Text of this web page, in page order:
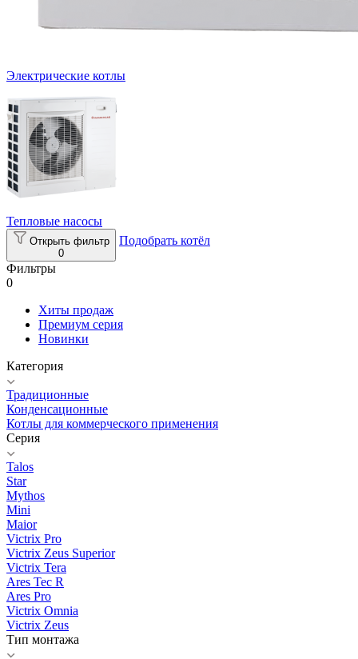
Электрические котлы
Тепловые насосы
Открыть фильтр
0
Подобрать котёл
Фильтры
0
Хиты продаж
Премиум серия
Новинки
Категория
Традиционные
Конденсационные
Котлы для коммерческого применения
Серия
Talos
Star
Mythos
Mini
Maior
Victrix Pro
Victrix Zeus Superior
Victrix Tera
Ares Tec R
Ares Pro
Victrix Omnia
Victrix Zeus
Тип монтажа